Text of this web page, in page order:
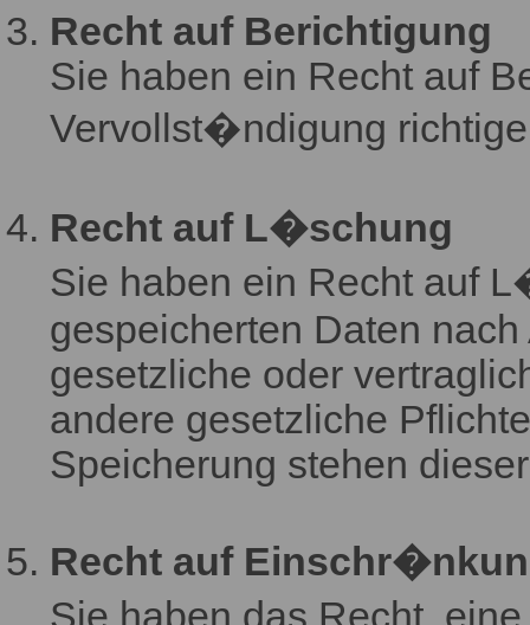
Recht auf Berichtigung
Sie haben ein Recht auf
Vervollst�ndigung
Recht auf L�schung
Sie haben ein Recht auf
gespeicherten Daten
gesetzliche oder
andere gesetzliche
Speicherung stehen
Recht auf
Sie haben das Recht,